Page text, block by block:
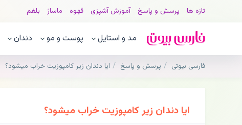
تازه ها پرسش و پاسخ آموزش آشپزی قهوه ماساژ بلغم
مد و استایل پوست و مو دندان
فارسی بیوتی پرسش و پاسخ ایا دندان زیر کامپوزیت خراب میشود؟
ایا دندان زیر کامپوزیت خراب میشود؟